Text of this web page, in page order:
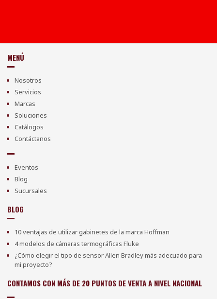
MENÚ
Nosotros
Servicios
Marcas
Soluciones
Catálogos
Contáctanos
Eventos
Blog
Sucursales
BLOG
10 ventajas de utilizar gabinetes de la marca Hoffman
4 modelos de cámaras termográficas Fluke
¿Cómo elegir el tipo de sensor Allen Bradley más adecuado para
mi proyecto?
CONTAMOS CON MÁS DE 20 PUNTOS DE VENTA A NIVEL NACIONAL